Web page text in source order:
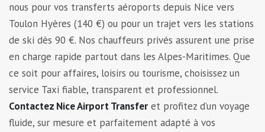
nous pour vos transferts aéroports depuis Nice vers
Toulon Hyères (140 €) ou pour un trajet vers les stations
de ski dès 90 €. Nos chauffeurs privés assurent une prise
en charge rapide partout dans les Alpes-Maritimes. Que
ce soit pour affaires, loisirs ou tourisme, choisissez un
service Taxi fiable, transparent et professionnel.
Contactez Nice Airport Transfer et profitez d’un voyage
fluide, sur mesure et parfaitement adapté à vos